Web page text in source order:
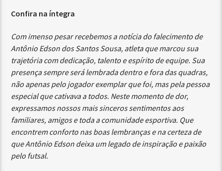
Confira na íntegra
Com imenso pesar recebemos a notícia do falecimento de
Antônio Edson dos Santos Sousa, atleta que marcou sua
trajetória com dedicação, talento e espírito de equipe. Sua
presença sempre será lembrada dentro e fora das quadras,
não apenas pelo jogador exemplar que foi, mas pela pessoa
especial que cativava a todos. Neste momento de dor,
expressamos nossos mais sinceros sentimentos aos
familiares, amigos e toda a comunidade esportiva. Que
encontrem conforto nas boas lembranças e na certeza de
que Antônio Edson deixa um legado de inspiração e paixão
pelo futsal.